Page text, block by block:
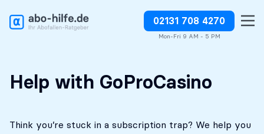
02131 708 4270
Mon-Fri 9 AM - 5 PM
Free initial
No costs without your
Stop charges or request
refunds
Help with GoProCasino
Think you’re stuck in a subscription trap? We help you